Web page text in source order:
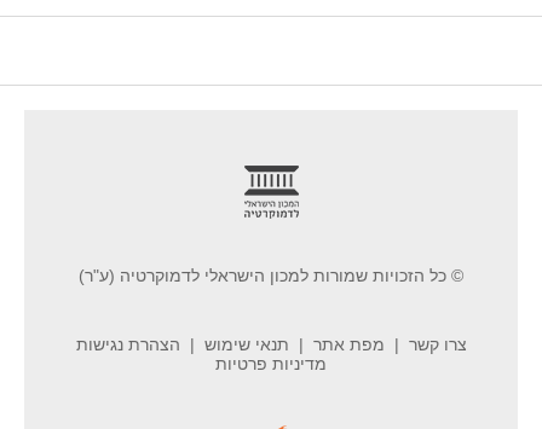
© כל הזכויות שמורות למכון הישראלי לדמוקרטיה (ע"ר)
צרו קשר מפת אתר תנאי שימוש
הצהרת נגישות
מדיניות פרטיות